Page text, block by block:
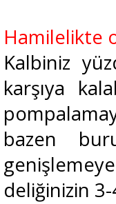
Hamilelikte
Kalbiniz
karşıya
bazen
deliğinizin